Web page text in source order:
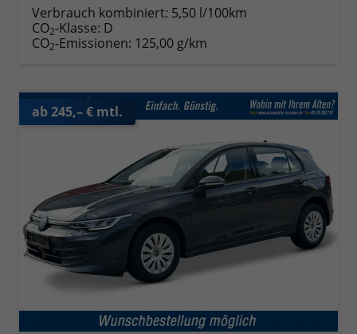
Verbrauch kombiniert: 5,50 l/100km
CO2-Klasse: D
CO2-Emissionen: 125,00 g/km
ab 245,– € mtl.